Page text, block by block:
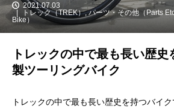
2021.07.03
トレック（TREK）,パーツ・その他（Parts
Bike）
トレックの中で最も長い歴
製ツーリングバイク
トレックの中で最も長い歴史を持つバイ